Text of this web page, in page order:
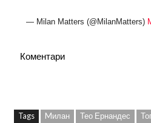
— Milan Matters (@MilanMatters)
Коментари
Tags Mилан Тео Ернандес